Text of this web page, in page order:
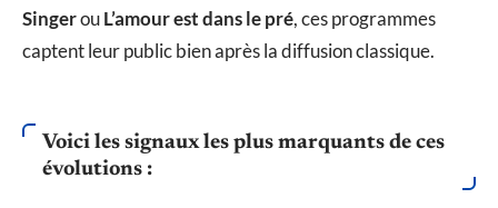
SingerouL’amour est dans le pré, ces programmes
captent leur public bien après la diffusion classique.
Voici les signaux les plus marquants de ces
évolutions :